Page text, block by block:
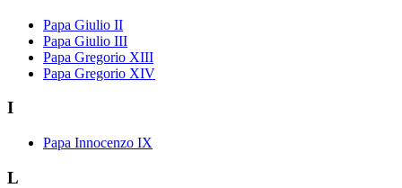
Papa Giulio II
Papa Giulio III
Papa Gregorio XIII
Papa Gregorio XIV
I
Papa Innocenzo IX
L